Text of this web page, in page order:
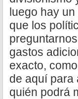
luego hay
que los
gastos
exacto,
de aquí para
quién podrá